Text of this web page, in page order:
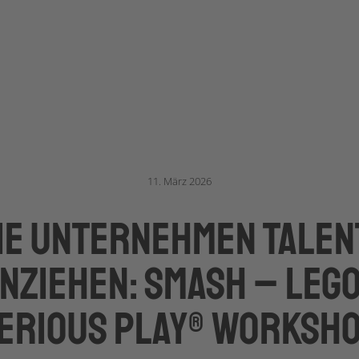
11. März 2026
Unternehmen
SMASH –
PLAY®